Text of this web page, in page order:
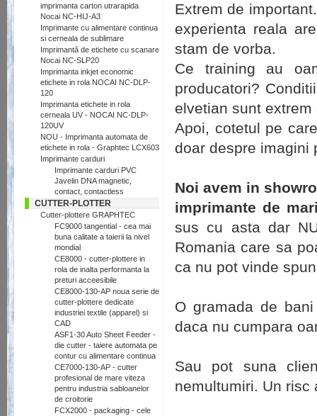
imprimanta carton utrarapida
Nocai NC-HIJ-A3
Imprimante cu alimentare continua
si cerneala de sublimare
Imprimantă de etichete cu scanare
Nocai NC-SLP20
Imprimanta inkjet economic
etichete in rola NOCAI NC-DLP-
120
Imprimanta etichete in rola
cerneala UV - NOCAI NC-DLP-
120UV
NOU - Imprimanta automata de
etichete in rola - Graphtec LCX603
Imprimante carduri
Imprimante carduri PVC
Javelin DNA magnetic,
contact, contactless
CUTTER-PLOTTER
Cutter-plottere GRAPHTEC
FC9000 tangential - cea mai
buna calitate a taierii la nivel
mondial
CE8000 - cutter-plottere in
rola de inalta performanta la
preturi acceesibile
CE8000-130-AP noua serie de
cutter-plottere dedicate
industriei textile (apparel) si
CAD
ASF1-30 Auto Sheet Feeder -
die cutter - taiere automata pe
contur cu alimentare continua
CE7000-130-AP - cutter
profesional de mare viteza
pentru industria sabloanelor
de croitorie
FCX2000 - packaging - cele
Extrem de
experienta reala
stam de vorba.
Ce training au
producatori?
elvetian sunt
Apoi, cotetul pe
doar despre imagini
Noi avem in
imprimante de
sus cu asta dar
Romania care sa
ca nu pot vinde
O gramada de
daca nu cumpara
Sau pot suna
nemultumiri. Un risc